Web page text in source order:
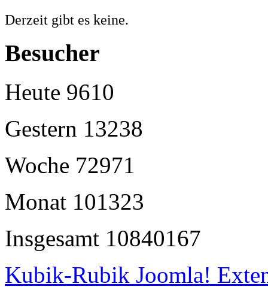
Derzeit gibt es keine.
Besucher
Heute 9610
Gestern 13238
Woche 72971
Monat 101323
Insgesamt 10840167
Kubik-Rubik Joomla!